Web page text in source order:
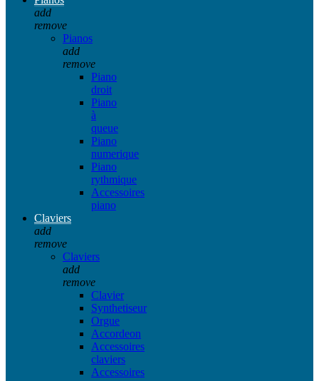
add
remove
Pianos
add
remove
Piano
droit
Piano
à
queue
Piano
numerique
Piano
rythmique
Accessoires
piano
Claviers
add
remove
Claviers
add
remove
Clavier
Synthetiseur
Orgue
Accordeon
Accessoires
claviers
Accessoires